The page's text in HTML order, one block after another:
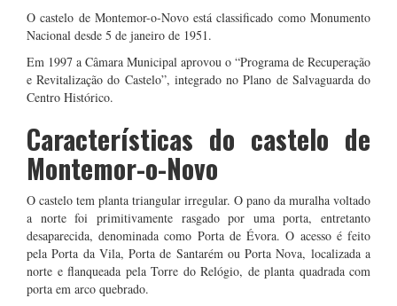
O castelo de Montemor-o-Novo está classificado como Monumento
Nacional desde 5 de janeiro de 1951.
Em 1997 a Câmara Municipal aprovou o “Programa de Recuperação
e Revitalização do Castelo”, integrado no Plano de Salvaguarda do
Centro Histórico.
Características do castelo de
Montemor-o-Novo
O castelo tem planta triangular irregular. O pano da muralha voltado
a norte foi primitivamente rasgado por uma porta, entretanto
desaparecida, denominada como Porta de Évora. O acesso é feito
pela Porta da Vila, Porta de Santarém ou Porta Nova, localizada a
norte e flanqueada pela Torre do Relógio, de planta quadrada com
porta em arco quebrado.